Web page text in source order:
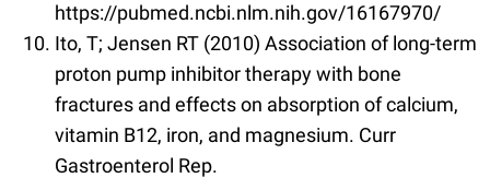
https://pubmed.ncbi.nlm.nih.gov/16167970/
Ito, T; Jensen RT (2010) Association of long-term
proton pump inhibitor therapy with bone
fractures and effects on absorption of calcium,
vitamin B12, iron, and magnesium. Curr
Gastroenterol Rep.